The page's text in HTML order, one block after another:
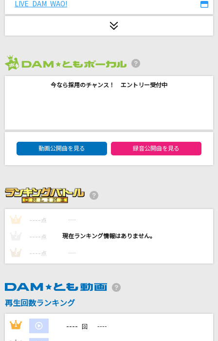
友成空
ニホンノミカタ-ネバダカラキマシタ-
矢島美容室
Hey! Say! JUMP
ブリーフ&トランクス
カリスマックス
Snow Man
[生音]迷宮ラブソング
嵐(アラシ)
[生音]蝶々結び
Aimer(エメ)
LIVE DAM WAO!
今なら採用のチャンス！ エントリー受付中
DAM★ともボーカルエントリーランキング
動画公開曲を見る
録音公開曲を見る
1 ---- 点 ----
---- 点 ----
3 ---- 点 ----
再生回数ランキング
1 ---- 回 ----